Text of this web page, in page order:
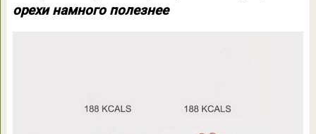
орехи намного полезнее